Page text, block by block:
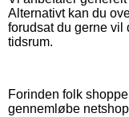
Alternativt kan du
forudsat du gerne
tidsrum.
Forinden folk
gennemløbe